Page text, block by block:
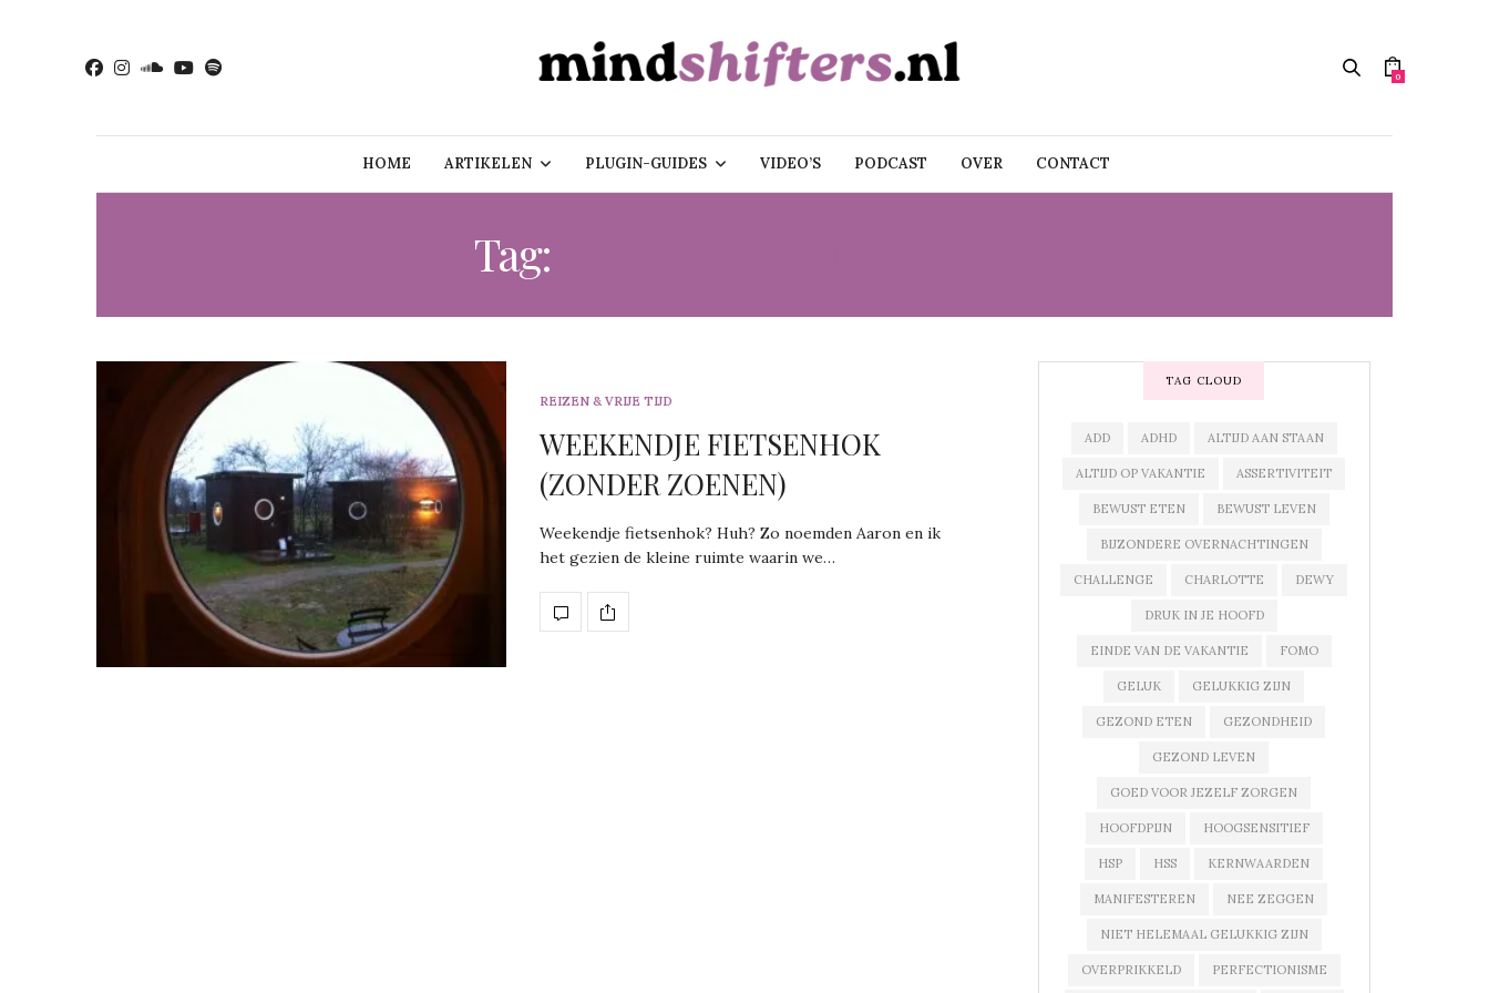
0
HOME ARTIKELEN PLUGIN-GUIDES VIDEO’S PODCAST OVER CONTACT
Tag:
REIZEN & VRIJE TIJD
WEEKENDJE FIETSENHOK
(ZONDER ZOENEN)
Weekendje fietsenhok? Huh? Zo noemden Aaron en ik
het gezien de kleine ruimte waarin we…
TAG CLOUD
ADD ADHD ALTIJD AAN STAAN
ALTIJD OP VAKANTIE ASSERTIVITEIT
BEWUST ETEN BEWUST LEVEN
BIJZONDERE OVERNACHTINGEN
CHALLENGE CHARLOTTE DEWY
DRUK IN JE HOOFD
EINDE VAN DE VAKANTIE FOMO
GELUK GELUKKIG ZIJN
GEZOND ETEN GEZONDHEID
GEZOND LEVEN
GOED VOOR JEZELF ZORGEN
HOOFDPIJN HOOGSENSITIEF
HSP HSS KERNWAARDEN
MANIFESTEREN NEE ZEGGEN
NIET HELEMAAL GELUKKIG ZIJN
OVERPRIKKELD PERFECTIONISME